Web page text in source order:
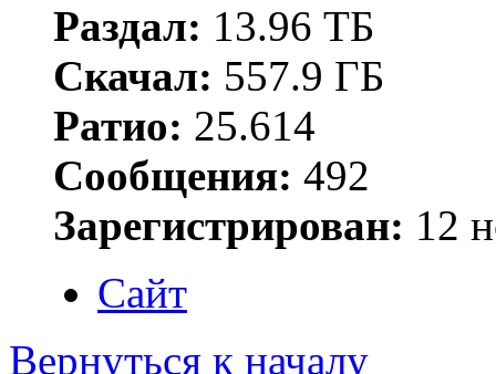
Раздал: 13.96 ТБ
Скачал: 557.9 ГБ
Ратио: 25.614
Сообщения: 492
Зарегистрирован: 12
Сайт
Вернуться к началу